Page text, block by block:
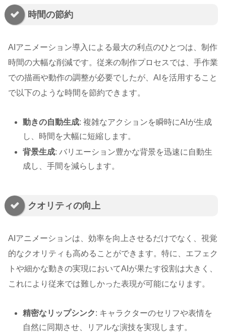
時間の節約
AIアニメーション導入による最大の利点のひとつは、制作
時間の大幅な削減です。従来の制作プロセスでは、手作業
での描画や動作の調整が必要でしたが、AIを活用すること
で以下のような時間を節約できます。
動きの自動生成: 複雑なアクションを瞬時にAIが生成
し、時間を大幅に短縮します。
背景生成: バリエーション豊かな背景を迅速に自動生
成し、手間を減らします。
クオリティの向上
AIアニメーションは、効率を向上させるだけでなく、視覚
的なクオリティも高めることができます。特に、エフェク
トや細かな動きの実現においてAIが果たす役割は大きく、
これにより従来では難しかった表現が可能になります。
精密なリップシンク: キャラクターのセリフや表情を
自然に同期させ、リアルな演技を実現します。